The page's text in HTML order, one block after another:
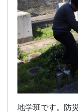
地学班です。防